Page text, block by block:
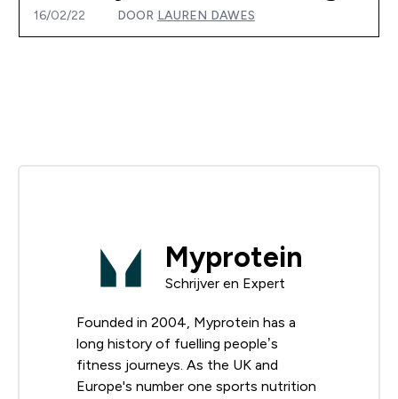
16/02/22 DOOR LAUREN DAWES
Myprotein
Schrijver en Expert
Founded in 2004, Myprotein has a
long history of fuelling people’s
fitness journeys. As the UK and
Europe's number one sports nutrition